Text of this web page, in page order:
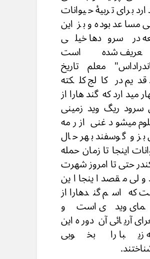
برای تربیۀ حیوانات
مساعد بوده و بز این
در سرودها خیلی
شده است
معلم تاریخ
قدیم در کالج کلکته
میدارد که گندهارا از
سرود ریگ وید زمینی
میشود غنی از رمه
بز و گوسفند بهر حال
اینجا تا زمان حمله
حتی تا امروز شهرت
ولی مقصد اینجا این
که اسم گندهارا از
ویدی است و
آریائی آن دوره این
زیبا را بخوبی